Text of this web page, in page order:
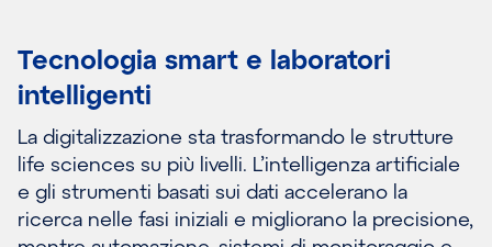
Tecnologia smart e laboratori
intelligenti
La digitalizzazione sta trasformando le strutture
life sciences su più livelli. L’intelligenza artificiale
e gli strumenti basati sui dati accelerano la
ricerca nelle fasi iniziali e migliorano la precisione,